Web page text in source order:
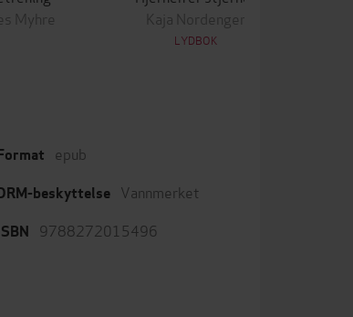
Myhre
Kaja Nordengen
LYDBOK
epub
beskyttelse Vannmerket
9788272015496